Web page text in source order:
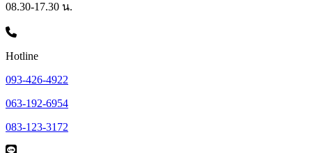
08.30-17.30 น.
Hotline
093-426-4922
063-192-6954
083-123-3172